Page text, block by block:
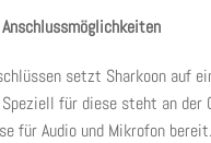
setzt Sharkoon auf
für diese steht an der
für Audio und Mikrofon